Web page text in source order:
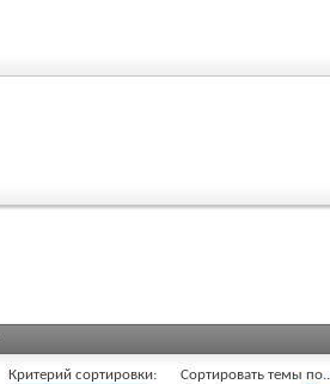
Критерий сортировки:
Сортировать темы